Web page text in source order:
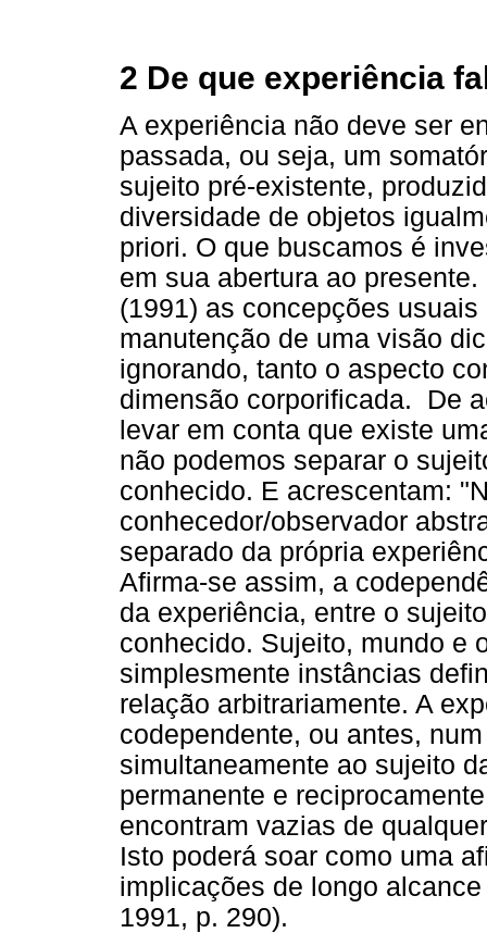
2 De que experiência
A experiência não deve ser
passada, ou seja, um
sujeito pré-existente,
diversidade de objetos
priori. O que buscamos é
em sua abertura ao
(1991) as concepções
manutenção de uma visão
ignorando, tanto o aspecto
dimensão corporificada. De
levar em conta que existe
não podemos separar o
conhecido. E acrescentam:
conhecedor/observador
separado da própria
Afirma-se assim, a
da experiência, entre o
conhecido. Sujeito, mundo e
simplesmente instâncias
relação arbitrariamente. A
codependente, ou antes,
simultaneamente ao sujeito
permanente e
encontram vazias de
Isto poderá soar como uma
implicações de longo
1991, p. 290).